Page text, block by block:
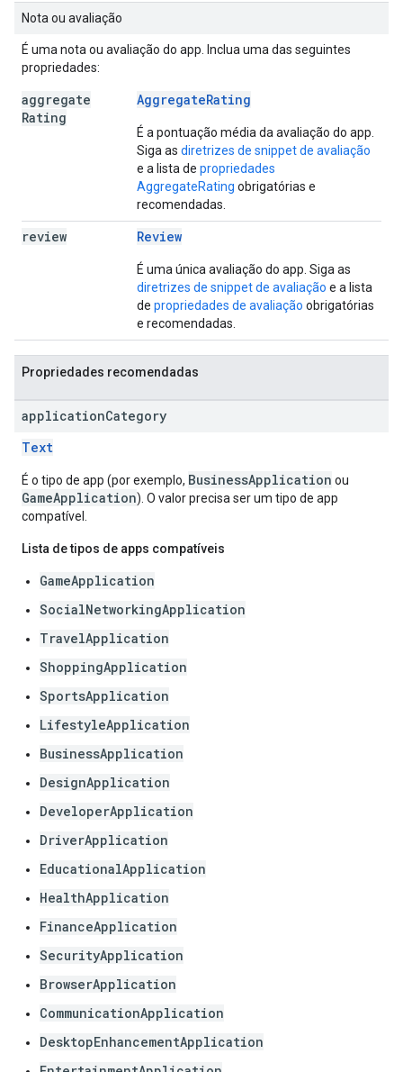
Nota ou avaliação
É uma nota ou avaliação do app. Inclua uma das seguintes
propriedades:
aggregate
Rating
AggregateRating
É a pontuação média da avaliação do app.
Siga as diretrizes de snippet de avaliação
e a lista de propriedades
AggregateRating obrigatórias e
recomendadas.
review Review
É uma única avaliação do app. Siga as
diretrizes de snippet de avaliação e a lista
de propriedades de avaliação obrigatórias
e recomendadas.
Propriedades recomendadas
applicationCategory
Text
É o tipo de app (por exemplo, BusinessApplication ou
GameApplication). O valor precisa ser um tipo de app
compatível.
Lista de tipos de apps compatíveis
GameApplication
SocialNetworkingApplication
TravelApplication
ShoppingApplication
SportsApplication
LifestyleApplication
BusinessApplication
DesignApplication
DeveloperApplication
DriverApplication
EducationalApplication
HealthApplication
FinanceApplication
SecurityApplication
BrowserApplication
CommunicationApplication
DesktopEnhancementApplication